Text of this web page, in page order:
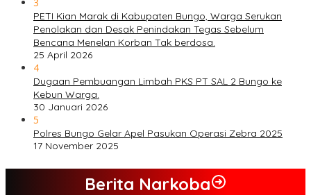
PETI Kian Marak di Kabupaten Bungo, Warga Serukan
Penolakan dan Desak Penindakan Tegas Sebelum
Bencana Menelan Korban Tak berdosa.
25 April 2026
4
Dugaan Pembuangan Limbah PKS PT SAL 2 Bungo ke
Kebun Warga.
30 Januari 2026
5
Polres Bungo Gelar Apel Pasukan Operasi Zebra 2025
17 November 2025
Berita Narkoba